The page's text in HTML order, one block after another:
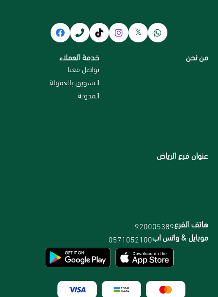
من نحن خدمة العملاء
تواصل معنا
التسويق بالعمولة
المدونة
عنوان فرع الرياض
هاتف الفرع920005389
موبايل & واتس اب0571052100